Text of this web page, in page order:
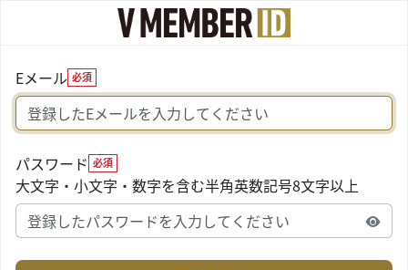
Eメール 必須
パスワード 必須
大文字・小文字・数字を含む半角英数記号8文字以上